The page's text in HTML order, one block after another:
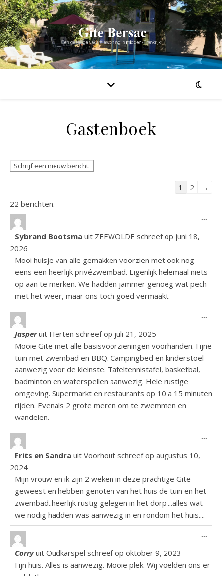
Gastenboek
Navigatie
1 2
→
22 berichten.
Sybrand Bootsma uit ZEEWOLDE schreef op juni 18,
2026
Mooi huisje van alle gemakken voorzien met ook nog
eens een heerlijk privézwembad. Eigenlijk helemaal niets
op aan te merken. We hadden jammer genoeg wat pech
met het weer, maar ons toch goed vermaakt.
...
Jasper uit Herten schreef op juli 21, 2025
Mooie Gite met alle basisvoorzieningen voorhanden. Fijne
tuin met zwembad en BBQ. Campingbed en kinderstoel
aanwezig voor de kleinste. Tafeltennistafel, basketbal,
badminton en waterspellen aanwezig. Hele rustige
omgeving. Supermarkt en restaurants op 10 a 15 minuten
rijden. Evenals 2 grote meren om te zwemmen en
wandelen.
...
Frits en Sandra uit Voorhout schreef op augustus 10,
2024
Mijn vrouw en ik zijn 2 weken in deze prachtige Gite
geweest en hebben genoten van het huis de tuin en het
zwembad..heerlijk rustig gelegen in het dorp....alles wat
we nodig hadden was aanwezig in en rondom het huis....
...
Corry uit Oudkarspel schreef op oktober 9, 2023
Fijn huis. Alles is aanwezig. Mooie plek. Wij voelden ons er
...